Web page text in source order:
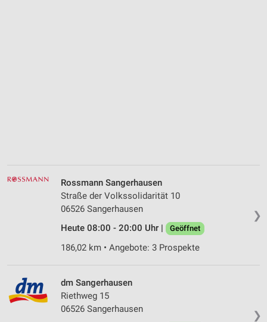
❯
Rossmann Sangerhausen
Straße der Volkssolidarität 10
06526 Sangerhausen
Heute 08:00 - 20:00 Uhr |
Geöffnet
186,02 km • Angebote: 3 Prospekte
❯
dm Sangerhausen
Riethweg 15
06526 Sangerhausen